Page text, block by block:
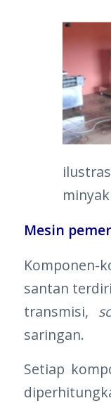
Mesin
santan
transmisi,
saringan.
Setiap